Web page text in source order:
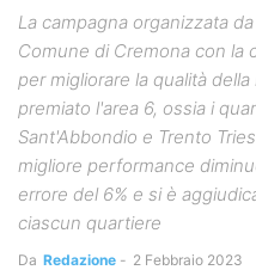
La campagna organizzata
Comune di Cremona con la
per migliorare la qualità
premiato l'area 6, ossia i
Sant'Abbondio e Trento
migliore performance
errore del 6% e si è
ciascun quartiere
Da Redazione - 2 Febbraio 2023